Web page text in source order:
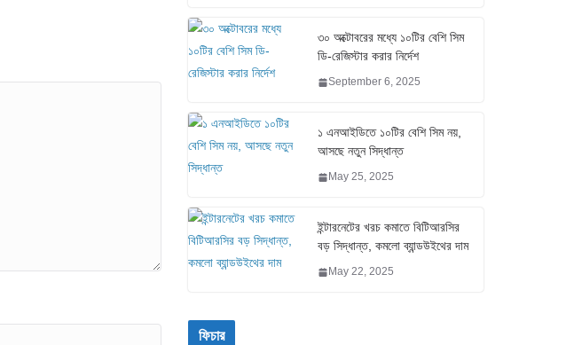
৩০ অক্টোবরের মধ্যে ১০টির বেশি সিম
ডি-রেজিস্টার করার নির্দেশ
September 6, 2025
১ এনআইডিতে ১০টির বেশি সিম নয়,
আসছে নতুন সিদ্ধান্ত
May 25, 2025
ইন্টারনেটের খরচ কমাতে বিটিআরসির
বড় সিদ্ধান্ত, কমলো ব্যান্ডউইথের দাম
May 22, 2025
ফিচার